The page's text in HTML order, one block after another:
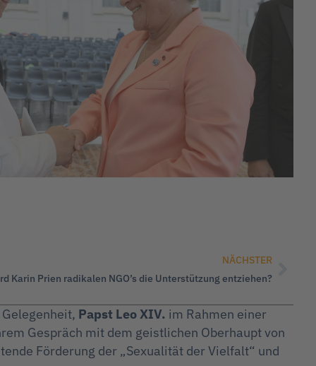
NÄCHSTER
Karin Prien radikalen NGO’s die Unterstützung entziehen?
Papst Leo XIV. im Rahmen einer
Gespräch mit dem geistlichen Oberhaupt von
Förderung der „Sexualität der Vielfalt“ und